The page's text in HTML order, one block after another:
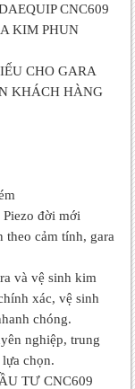
CNC609
KIM PHUN
CHO GARA
KHÁCH HÀNG
đời mới
cảm tính, gara
và vệ sinh kim
xác, vệ sinh
chóng.
nghiệp, trung
chọn.
TƯ CNC609